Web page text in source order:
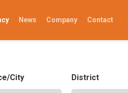
News Company Contact
City District